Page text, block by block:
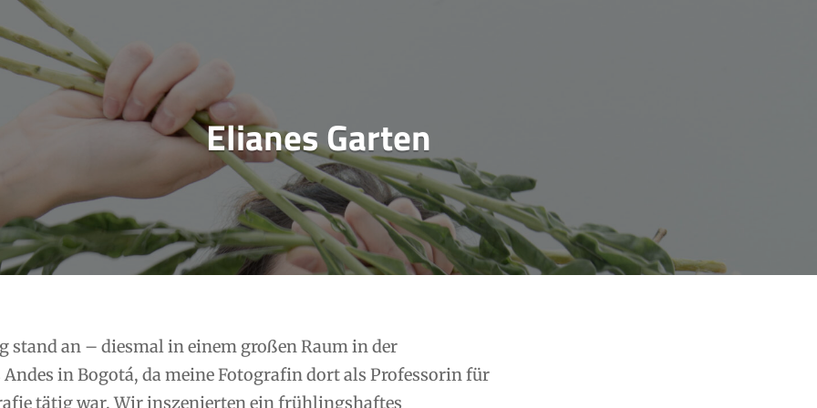
Elianes Garten
stand an – diesmal in einem großen Raum in der
Andes in Bogotá, da meine Fotografin dort als Professorin für
tätig war. Wir inszenierten ein frühlingshaftes